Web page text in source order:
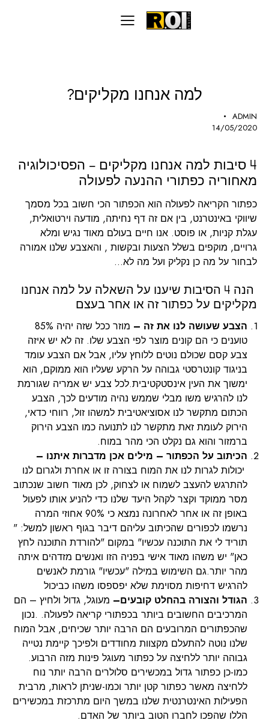
למה אנחנו מקליקים?
ADMIN
14/05/2020
4 סיבות למה אנחנו מקליקים – הפסיכולוגיה
מאחוריה כפתורי ההנעה לפעולה
כפתור הקריאה לפעולה הוא הכפתור הכי חשוב בכל מסמך
שיווקי באינטרנט, בין אם זה דף נחיתה, מודעה וירטואלית,
עגלת קניות, או פוסט. אנו חיים בעולם מאוד נגיש ומלא
גרויים, מוקפים בשלל הצעות ובקשות , והאצבע שלנו אמורה
לבחור על מה כן נקליק ועל מה לא…
הנה 4 הסיבות שיענו על השאלה על למה אנחנו
מקליקים על כפתור זה או אחר בעצם
הצבע שעושה לנו את זה –
מוזר ככל שזה יהיה 85%
טוענים כי הם קונים מוצר לפי הצבע שלו. זה לא יש איזה
צבע קסם שכולם נוטים ללוחץ עליו, אבל אם הצבע עומד
בניגוד קונטרסטי גבוהה על הרקע שעליו הוא ממוקם, הוא
ימשוך את העין אינסטקטיבית.לכל צבע יש אמריה שגורמת
לנו להרגיש משו מבלי שממש נהיה מודעים לכך, הצבע
הכתום מתקשר לנו אסוציאטיבית למשהו זול, רווחי כדאי,
הירוק לעומת זאת מתקשר לנו לתנועה כמו הצבע הירוק
ברמזור והוא גם נקלט הכי מהר במוח.
הכיתוב על הכפתור – מילים אכן מדברות איתנו –
יכולות לגרות לנו את המוח בצורה זו או אחרת ולגרום לנו
להתרגש להעצב לשמוח או לצחוק, לכן מאוד חשוב שנכתוב
מסר ממוקד וקצר לקהל היעד שלנו כדי להניע אותו לפעול
באופן זה או אחר לאחרונה נמצא כי 90% אחוזי המרה
נרשמו לכפורים שהכיתוב עליהם דיבר בגוף ראשון למשל: "
תוריד לי את התוכנה עכשיו" במקום "להורדת התוכנה לחץ
כאן" יש משהו מאוד אישי בפניה הזו ואנשים מזדהים איתה
מהר יותר.גם השימוש במילה "עכשיו" גורמת לאנשים
להרגיש דחיפות מסוימת שלא יפספסו משהו כביכול
הגודל והצורה בהחלט קובעים– מעוגל, גדול ולחיץ – הם
המרכיבים החשובים ביותר בכפתורי קריאה לפעולה. .נכון
שהכפתורים המרובעים הם הרבה יותר שכיחים, אבל המוח
שלנו נוטה להתעלם מקצוות מחודדים ולפיכך קיימת נטייה
גבוהה יותר ללחיצה על כפתור מעוגל פינות מזה הרבוע.
כמו-כן כפתור גדול במכשירים סלולרים הרבה יותר נוח
ללחיצה מאשר כפתור קטן יותר וכמו-שניתן לראות, מרבית
הפעילות האינטרנטית שלנו במשך היום מתרכזת במכשירים
הללו שהפכו לחברו הטוב ביותר של האדם.